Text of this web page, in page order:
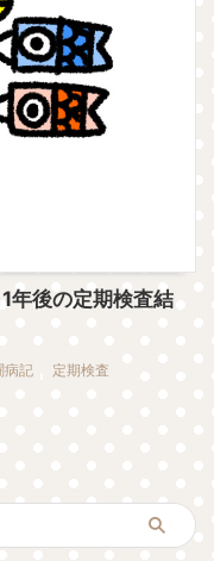
年後の定期検査結
病記 定期検査